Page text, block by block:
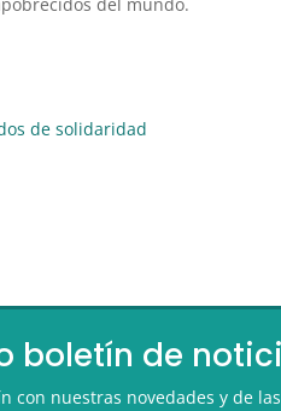
de solidaridad
boletín de
con nuestras novedades y de